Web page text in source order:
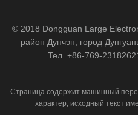
© 2018 Dongguan Large
район Дунчэн, город
Тел. +86-769-
Страница содержит машинный
характер, исходный текст